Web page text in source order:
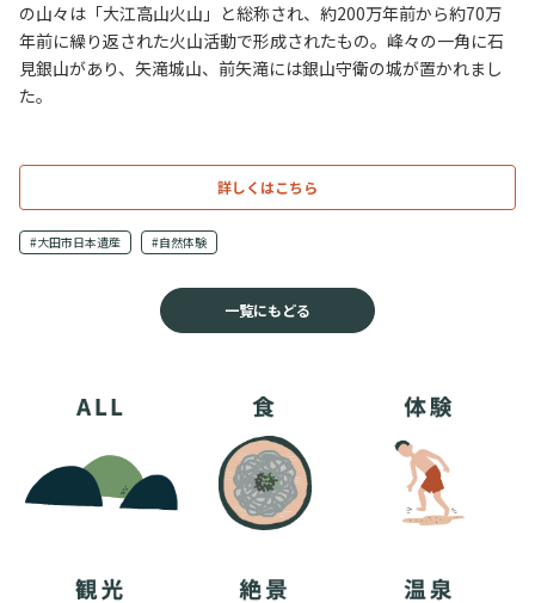
の山々は「大江高山火山」と総称され、約200万年前から約70万
年前に繰り返された火山活動で形成されたもの。峰々の一角に石
見銀山があり、矢滝城山、前矢滝には銀山守衛の城が置かれまし
た。
詳しくはこちら
#大田市日本遺産 #自然体験
一覧にもどる